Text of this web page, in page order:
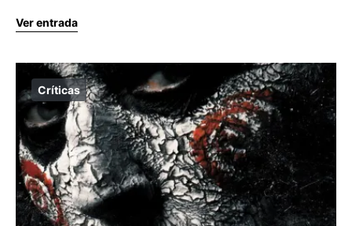
Ver entrada
Críticas